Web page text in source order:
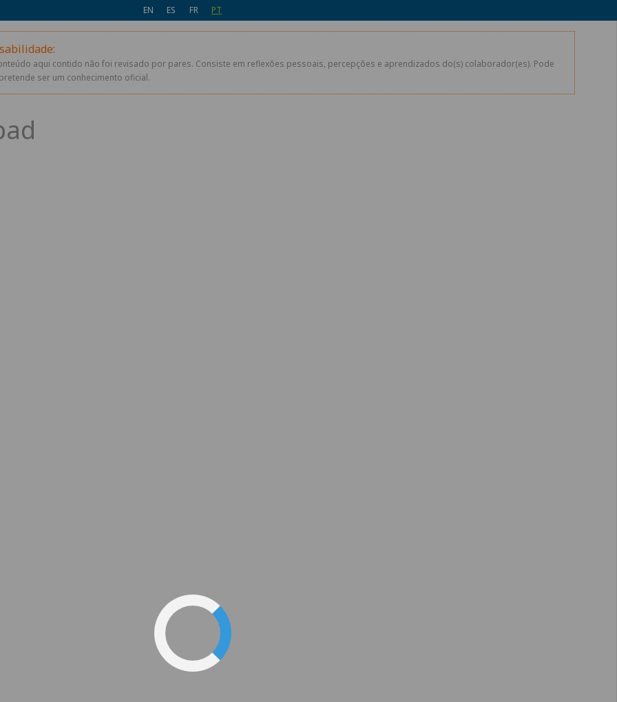
EN ES FR PT
aqui contido não foi revisado por pares. Consiste em reflexões pessoais, percepções e aprendizados do(s) colaborador(es). Pode
ser um conhecimento oficial.